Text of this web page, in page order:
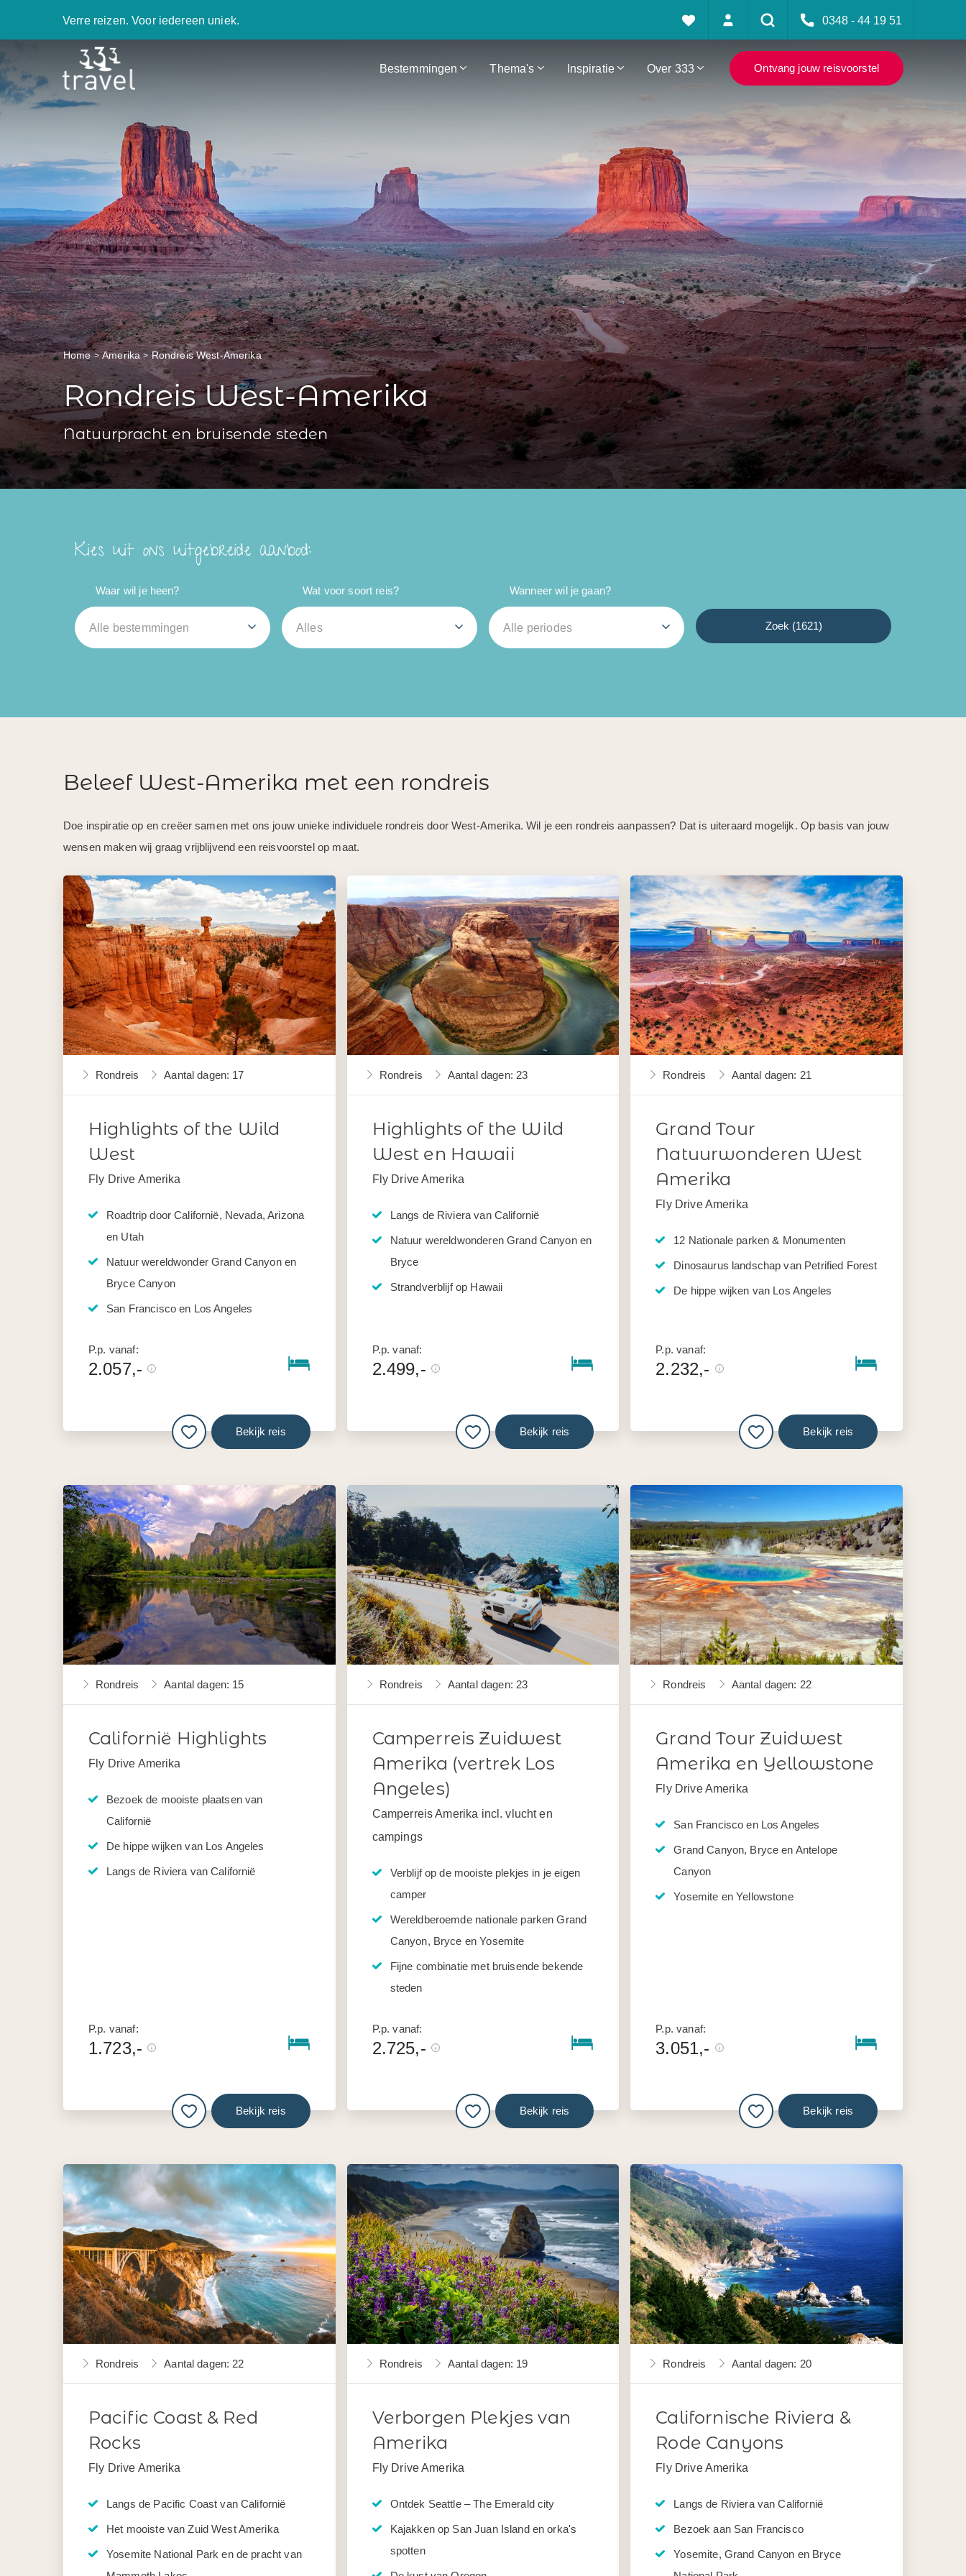
Verre reizen. Voor iedereen uniek. 0348 - 44 19 51
Bestemmingen Thema's Inspiratie Over 333 Ontvang jouw reisvoorstel
Home Amerika Rondreis West-Amerika
Rondreis West-Amerika
Natuurpracht en bruisende steden
Kies uit ons uitgebreide aanbod:
Waar wil je heen?
Alle bestemmingen
Wat voor soort reis?
Alles
Wanneer wil je gaan?
Alle periodes Zoek (1621)
Beleef West-Amerika met een rondreis
Doe inspiratie op en creëer samen met ons jouw unieke individuele rondreis door West-Amerika. Wil je een rondreis aanpassen? Dat is uiteraard mogelijk. Op basis van jouw
wensen maken wij graag vrijblijvend een reisvoorstel op maat.
Rondreis Aantal dagen: 17
Highlights of the Wild
West
Fly Drive Amerika
Roadtrip door Californië, Nevada, Arizona
en Utah
Natuur wereldwonder Grand Canyon en
Bryce Canyon
San Francisco en Los Angeles
P.p. vanaf:
2.057,-
Bekijk reis
Rondreis Aantal dagen: 23
Highlights of the Wild
West en Hawaii
Fly Drive Amerika
Langs de Riviera van Californië
Natuur wereldwonderen Grand Canyon en
Bryce
Strandverblijf op Hawaii
P.p. vanaf:
2.499,-
Bekijk reis
Rondreis Aantal dagen: 21
Grand Tour
Natuurwonderen West
Amerika
Fly Drive Amerika
12 Nationale parken & Monumenten
Dinosaurus landschap van Petrified Forest
De hippe wijken van Los Angeles
P.p. vanaf:
2.232,-
Bekijk reis
Rondreis Aantal dagen: 15
Californië Highlights
Fly Drive Amerika
Bezoek de mooiste plaatsen van
Californië
De hippe wijken van Los Angeles
Langs de Riviera van Californië
P.p. vanaf:
1.723,-
Bekijk reis
Rondreis Aantal dagen: 23
Camperreis Zuidwest
Amerika (vertrek Los
Angeles)
Camperreis Amerika incl. vlucht en
campings
Verblijf op de mooiste plekjes in je eigen
camper
Wereldberoemde nationale parken Grand
Canyon, Bryce en Yosemite
Fijne combinatie met bruisende bekende
steden
P.p. vanaf:
2.725,-
Bekijk reis
Rondreis Aantal dagen: 22
Grand Tour Zuidwest
Amerika en Yellowstone
Fly Drive Amerika
San Francisco en Los Angeles
Grand Canyon, Bryce en Antelope
Canyon
Yosemite en Yellowstone
P.p. vanaf:
3.051,-
Bekijk reis
Rondreis Aantal dagen: 22
Pacific Coast & Red
Rocks
Fly Drive Amerika
Langs de Pacific Coast van Californië
Het mooiste van Zuid West Amerika
Yosemite National Park en de pracht van
Rondreis Aantal dagen: 19
Verborgen Plekjes van
Amerika
Fly Drive Amerika
Ontdek Seattle – The Emerald city
Kajakken op San Juan Island en orka's
spotten
Rondreis Aantal dagen: 20
Californische Riviera &
Rode Canyons
Fly Drive Amerika
Langs de Riviera van Californië
Bezoek aan San Francisco
Yosemite, Grand Canyon en Bryce